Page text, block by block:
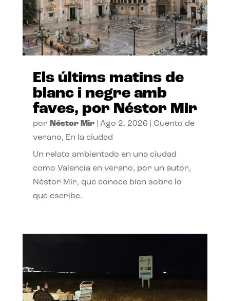
Els últims matins de
blanc i negre amb
faves, por Néstor Mir
por Néstor Mir| Ago 2, 2026
Cuento de
verano, En la ciudad
Un relato ambientado en una ciudad
como Valencia en verano, por un autor,
Néstor Mir, que conoce bien sobre lo
que escribe.